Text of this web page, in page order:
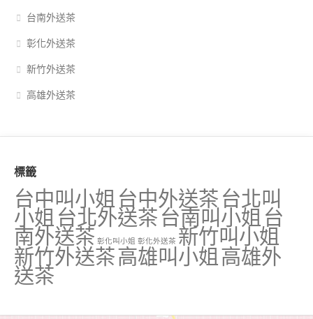
台南外送茶
彰化外送茶
新竹外送茶
高雄外送茶
標籤
台中叫小姐 台中外送茶 台北叫
小姐 台北外送茶 台南叫小姐 台
南外送茶 彰化叫小姐 彰化外送茶 新竹叫小姐
新竹外送茶高雄叫小姐 高雄外
送茶